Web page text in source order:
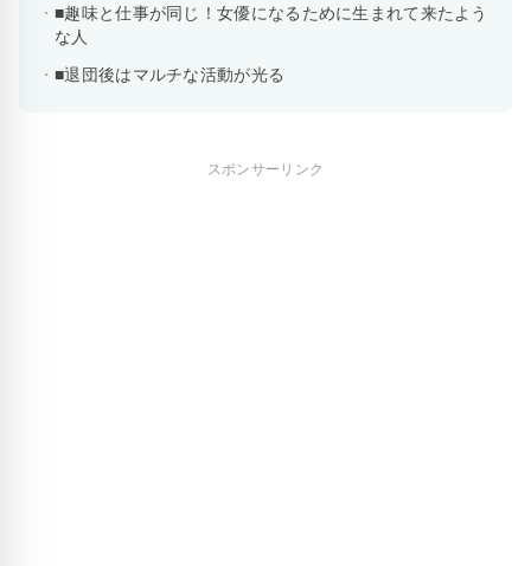
■趣味と仕事が同じ！女優になるために生まれて来たよう
な人
■退団後はマルチな活動が光る
スポンサーリンク